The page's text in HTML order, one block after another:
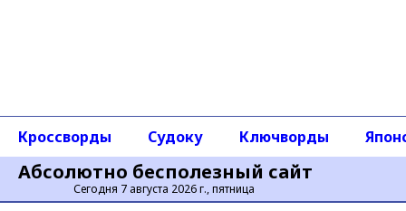
Абсолютно бесполезный сайт
Сегодня 7 августа 2026 г., пятница
Кроссворды Судоку Ключворды